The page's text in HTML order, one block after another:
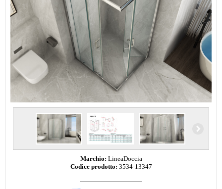
Marchio: LineaDoccia
Codice prodotto: 3534-13347